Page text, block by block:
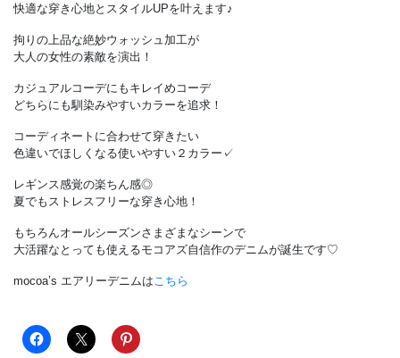
快適な穿き心地とスタイルUPを叶えます♪
拘りの上品な絶妙ウォッシュ加工が
大人の女性の素敵を演出！
カジュアルコーデにもキレイめコーデ
どちらにも馴染みやすいカラーを追求！
コーディネートに合わせて穿きたい
色違いでほしくなる使いやすい２カラー✓
レギンス感覚の楽ちん感◎
夏でもストレスフリーな穿き心地！
もちろんオールシーズンさまざまなシーンで
大活躍なとっても使えるモコアズ自信作のデニムが誕生です♡
mocoa’s エアリーデニムは こちら